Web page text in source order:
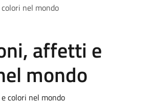
nel mondo
affetti e
mondo
colori nel mondo